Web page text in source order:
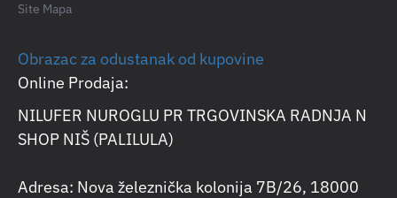
Site Mapa
Obrazac za odustanak od kupovine
Online Prodaja:
NILUFER NUROGLU PR TRGOVINSKA RADNJA N
SHOP NIŠ (PALILULA)
Adresa: Nova železnička kolonija 7B/26, 18000